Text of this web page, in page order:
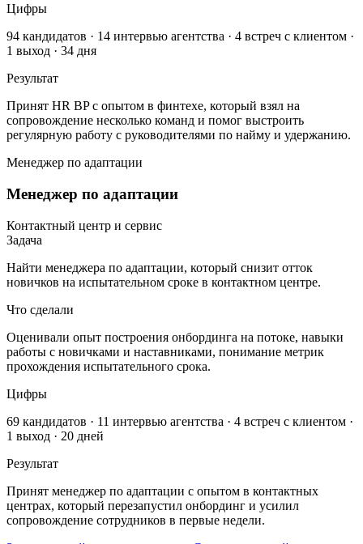
Цифры
94 кандидатов · 14 интервью агентства · 4 встреч с клиентом ·
1 выход · 34 дня
Результат
Принят HR BP с опытом в финтехе, который взял на
сопровождение несколько команд и помог выстроить
регулярную работу с руководителями по найму и удержанию.
Менеджер по адаптации
Менеджер по адаптации
Контактный центр и сервис
Задача
Найти менеджера по адаптации, который снизит отток
новичков на испытательном сроке в контактном центре.
Что сделали
Оценивали опыт построения онбординга на потоке, навыки
работы с новичками и наставниками, понимание метрик
прохождения испытательного срока.
Цифры
69 кандидатов · 11 интервью агентства · 4 встреч с клиентом ·
1 выход · 20 дней
Результат
Принят менеджер по адаптации с опытом в контактных
центрах, который перезапустил онбординг и усилил
сопровождение сотрудников в первые недели.